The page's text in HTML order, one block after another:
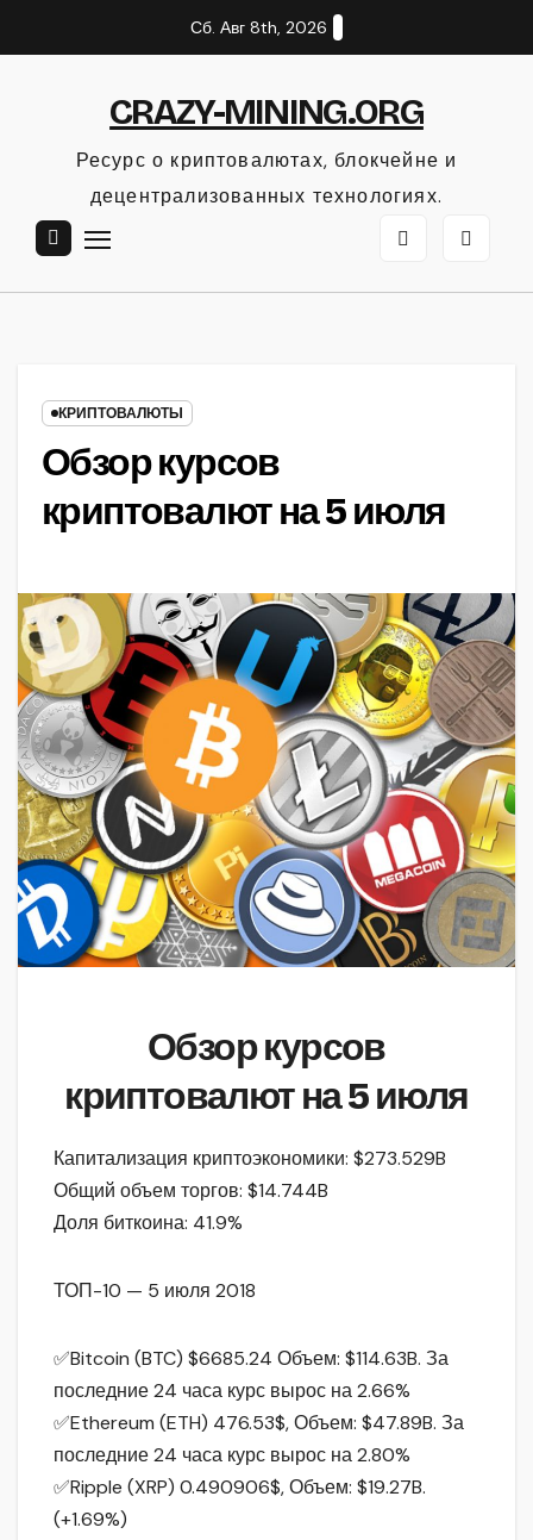
к
Сб. Авг 8th, 2026
CRAZY-MINING.ORG
Ресурс о криптовалютах, блокчейне и
децентрализованных технологиях.
КРИПТОВАЛЮТЫ
Обзор курсов
криптовалют на 5 июля
Обзор курсов
криптовалют на 5 июля
Капитализация криптоэкономики: $273.529B
Общий объем торгов: $14.744B
Доля биткоина: 41.9%
ТОП-10 — 5 июля 2018
✅Bitcoin (BTC) $6685.24 Объем: $114.63B. За
последние 24 часа курс вырос на 2.66%
✅Ethereum (ETH) 476.53$, Объем: $47.89B. За
последние 24 часа курс вырос на 2.80%
✅Ripple (XRP) 0.490906$, Объем: $19.27B.
(+1.69%)